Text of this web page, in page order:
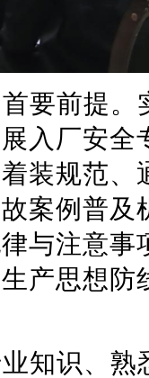
要前提
入厂安
装规范
案例普
与注意
产思想
知识、